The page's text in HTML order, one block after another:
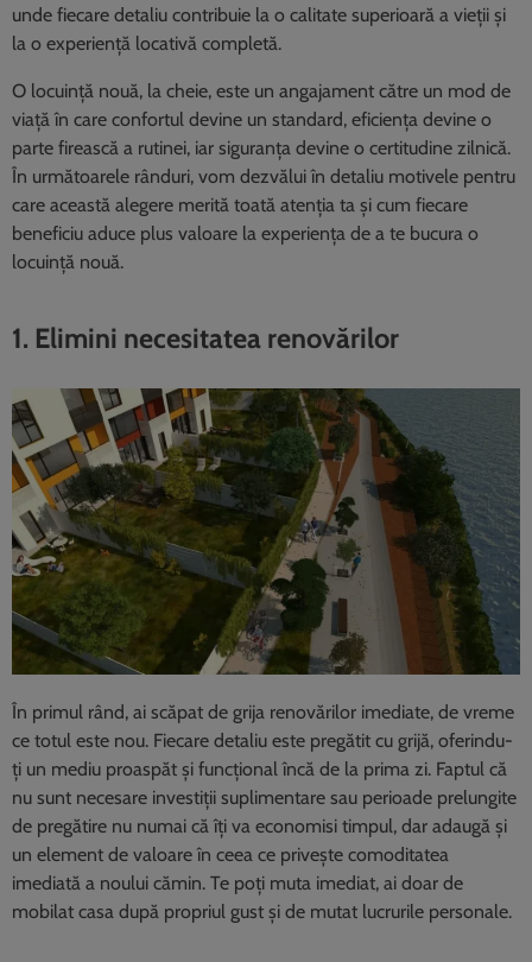
unde fiecare detaliu contribuie la o calitate superioară a vieții și
la o experiență locativă completă.
O locuință nouă, la cheie, este un angajament către un mod de
viață în care confortul devine un standard, eficiența devine o
parte firească a rutinei, iar siguranța devine o certitudine zilnică.
În următoarele rânduri, vom dezvălui în detaliu motivele pentru
care această alegere merită toată atenția ta și cum fiecare
beneficiu aduce plus valoare la experiența de a te bucura o
locuință nouă.
1. Elimini necesitatea renovărilor
În primul rând, ai scăpat de grija renovărilor imediate, de vreme
ce totul este nou. Fiecare detaliu este pregătit cu grijă, oferindu-
ți un mediu proaspăt și funcțional încă de la prima zi. Faptul că
nu sunt necesare investiții suplimentare sau perioade prelungite
de pregătire nu numai că îți va economisi timpul, dar adaugă și
un element de valoare în ceea ce privește comoditatea
imediată a noului cămin. Te poți muta imediat, ai doar de
mobilat casa după propriul gust și de mutat lucrurile personale.